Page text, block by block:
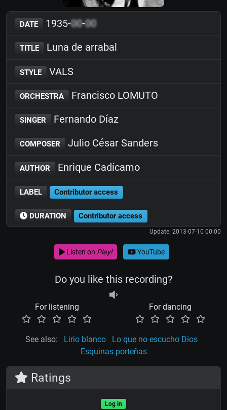
DATE 1935-00-00
TITLE Luna de arrabal
STYLE VALS
ORCHESTRA Francisco LOMUTO
SINGER Fernando Díaz
COMPOSER Julio César Sanders
AUTHOR Enrique Cadícamo
LABEL Contributor access
DURATION Contributor access
Update: 2013-07-10 00:00
Listen on Play! YouTube
Do you like this recording?
For listening For dancing
See also: Lirio blanco
Lo que no escucho Dios
Esquinas porteñas
Ratings
Log in